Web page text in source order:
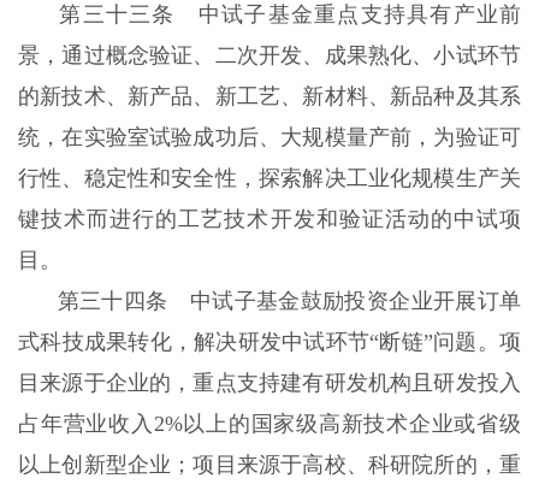
第三十三条 中试子基金重点支持具有产业前
景，通过概念验证、二次开发、成果熟化、小试环节
的新技术、新产品、新工艺、新材料、新品种及其系
统，在实验室试验成功后、大规模量产前，为验证可
行性、稳定性和安全性，探索解决工业化规模生产关
键技术而进行的工艺技术开发和验证活动的中试项
目。
第三十四条 中试子基金鼓励投资企业开展订单
式科技成果转化，解决研发中试环节“断链”问题。项
目来源于企业的，重点支持建有研发机构且研发投入
占年营业收入2%以上的国家级高新技术企业或省级
以上创新型企业；项目来源于高校、科研院所的，重